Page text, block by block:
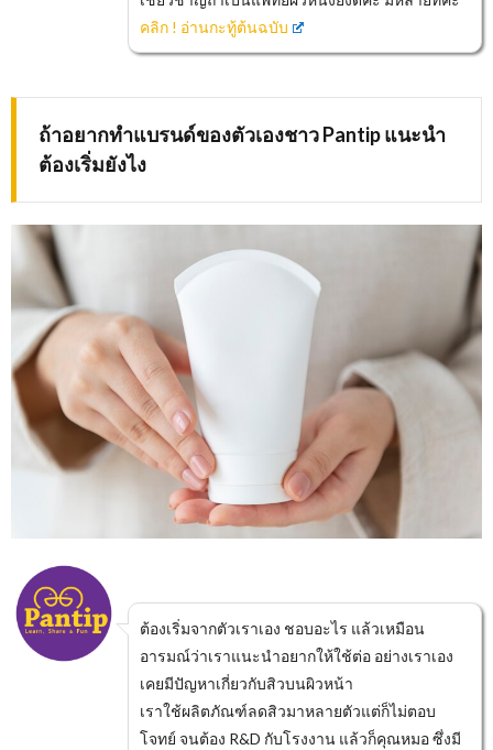
คลิก ! อ่านกะทู้ต้นฉบับ
ถ้าอยากทำแบรนด์ของตัวเองชาว Pantip แนะนำ
ต้องเริ่มยังไง
ต้องเริ่มจากตัวเราเอง ชอบอะไร แล้วเหมือน
อารมณ์ว่าเราแนะนำอยากให้ใช้ต่อ อย่างเราเอง
เคยมีปัญหาเกี่ยวกับสิวบนผิวหน้า
เราใช้ผลิตภัณฑ์ลดสิวมาหลายตัวแต่ก็ไม่ตอบ
โจทย์ จนต้อง R&D กับโรงงาน แล้วก็คุณหมอ ซึ่งมี